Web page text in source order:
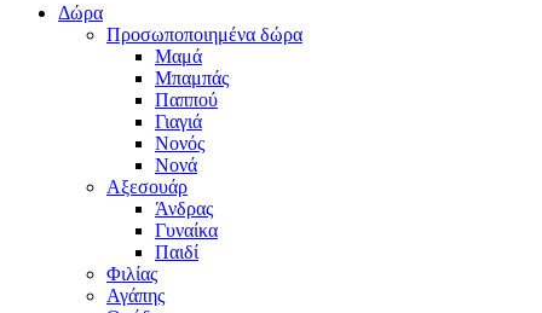
Δώρα
Προσωποποιημένα δώρα
Μαμά
Μπαμπάς
Παππού
Γιαγιά
Νονός
Νονά
Αξεσουάρ
Άνδρας
Γυναίκα
Παιδί
Φιλίας
Αγάπης